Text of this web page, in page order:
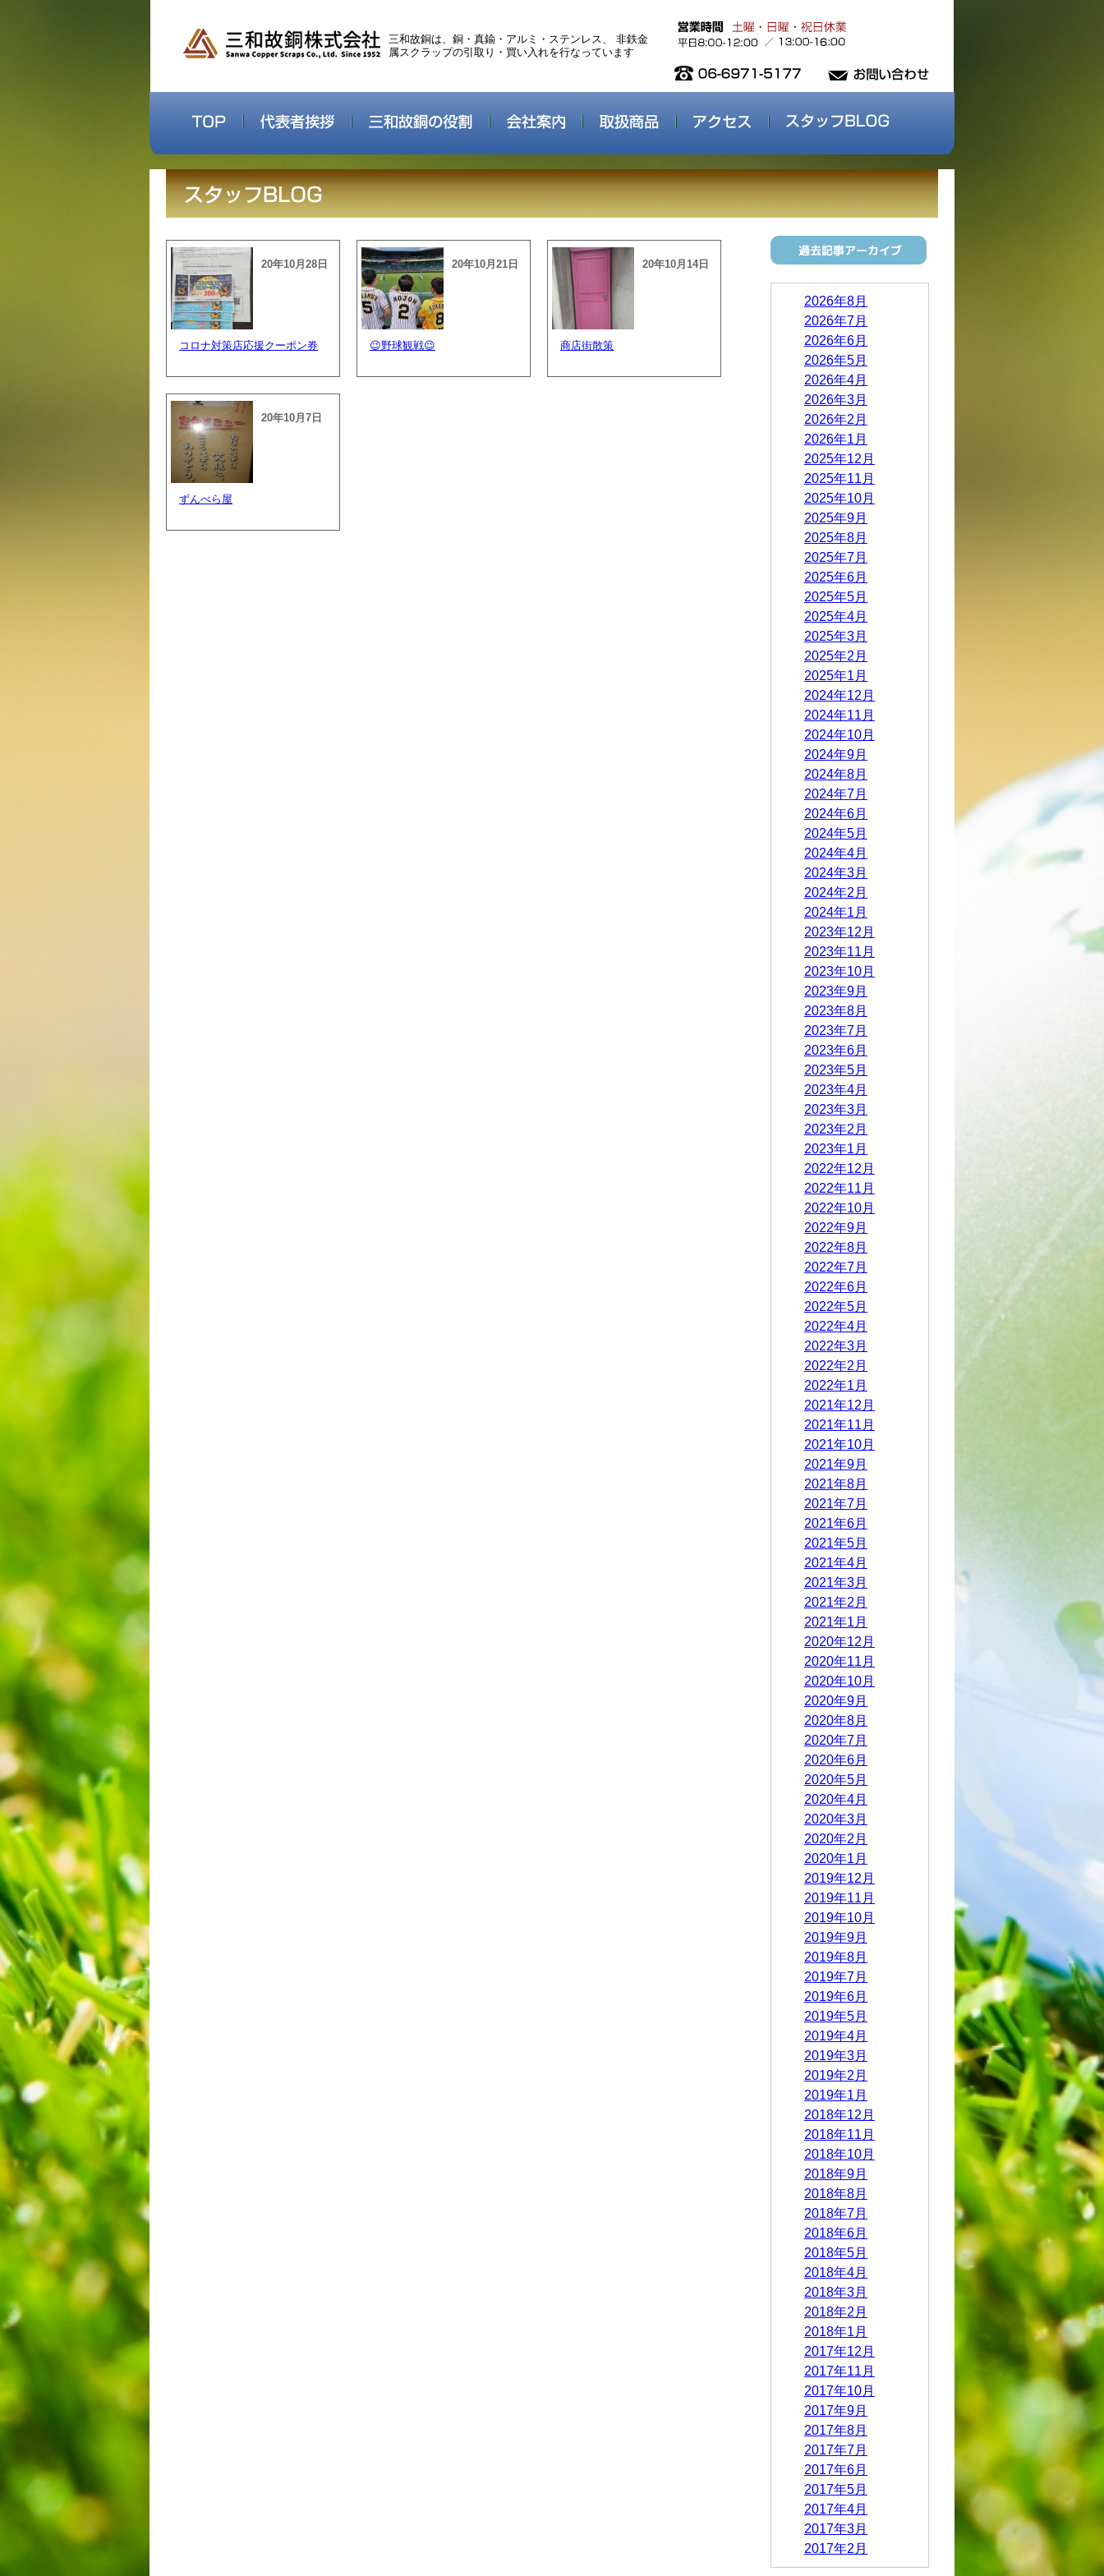
三和故銅は、銅・真鍮・アルミ・ステンレス、 非鉄金
属スクラップの引取り・買い入れを行なっています
20年10月28日
コロナ対策店応援クーポン券
20年10月21日
😉野球観戦😉
20年10月14日
商店街散策
20年10月7日
ずんべら屋
2026年8月
2026年7月
2026年6月
2026年5月
2026年4月
2026年3月
2026年2月
2026年1月
2025年12月
2025年11月
2025年10月
2025年9月
2025年8月
2025年7月
2025年6月
2025年5月
2025年4月
2025年3月
2025年2月
2025年1月
2024年12月
2024年11月
2024年10月
2024年9月
2024年8月
2024年7月
2024年6月
2024年5月
2024年4月
2024年3月
2024年2月
2024年1月
2023年12月
2023年11月
2023年10月
2023年9月
2023年8月
2023年7月
2023年6月
2023年5月
2023年4月
2023年3月
2023年2月
2023年1月
2022年12月
2022年11月
2022年10月
2022年9月
2022年8月
2022年7月
2022年6月
2022年5月
2022年4月
2022年3月
2022年2月
2022年1月
2021年12月
2021年11月
2021年10月
2021年9月
2021年8月
2021年7月
2021年6月
2021年5月
2021年4月
2021年3月
2021年2月
2021年1月
2020年12月
2020年11月
2020年10月
2020年9月
2020年8月
2020年7月
2020年6月
2020年5月
2020年4月
2020年3月
2020年2月
2020年1月
2019年12月
2019年11月
2019年10月
2019年9月
2019年8月
2019年7月
2019年6月
2019年5月
2019年4月
2019年3月
2019年2月
2019年1月
2018年12月
2018年11月
2018年10月
2018年9月
2018年8月
2018年7月
2018年6月
2018年5月
2018年4月
2018年3月
2018年2月
2018年1月
2017年12月
2017年11月
2017年10月
2017年9月
2017年8月
2017年7月
2017年6月
2017年5月
2017年4月
2017年3月
2017年2月